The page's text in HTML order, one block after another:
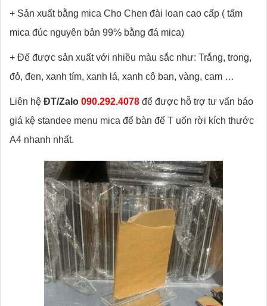
+ Sản xuất bằng mica Cho Chen đài loan cao cấp ( tấm
mica đúc nguyên bản 99% bằng đá mica)
+ Đế được sản xuất với nhiều màu sắc như: Trắng, trong,
đỏ, đen, xanh tím, xanh lá, xanh cô ban, vàng, cam …
Liên hệ ĐT/Zalo 090.292.4078 để được hỗ trợ tư vấn báo
giá kệ standee menu mica để bàn đế T uốn rời kích thước
A4 nhanh nhất.